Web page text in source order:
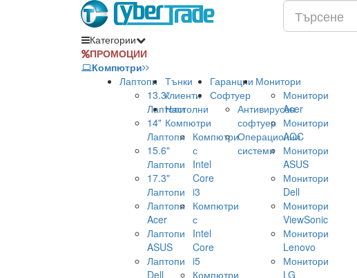
Категории
ПРОМОЦИИ
Компютри
Лаптопи
13.3"
Лаптопи
14"
Лаптопи
15.6"
Лаптопи
17.3"
Лаптопи
Лаптопи
Acer
Лаптопи
ASUS
Лаптопи
Dell
Тънки
клиенти
Настолни
Компютри
Компютри
с
Intel
Core
i3
Компютри
с
Intel
Core
i5
Компютри
Гаранции
Софтуер
Антивирусен
софтуер
Операционни
системи
Монитори
Монитори
Acer
Монитори
AOC
Монитори
ASUS
Монитори
Dell
Монитори
ViewSonic
Монитори
Lenovo
Монитори
LG